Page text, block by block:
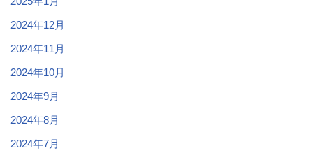
2024年12月
2024年11月
2024年10月
2024年9月
2024年8月
2024年7月